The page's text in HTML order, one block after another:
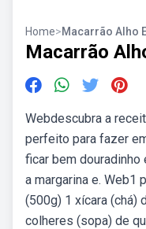
Home>Macarrão Alho
Macarrão
Webdescubra a
perfeito para fazer
ficar bem douradinho
a margarina e. Web1
(500g) 1 xícara (chá)
colheres (sopa) de